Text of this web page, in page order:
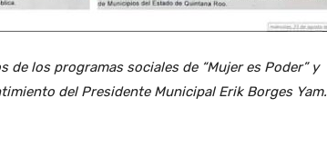
los programas sociales de “Mujer es Poder” y
del Presidente Municipal Erik Borges Yam.